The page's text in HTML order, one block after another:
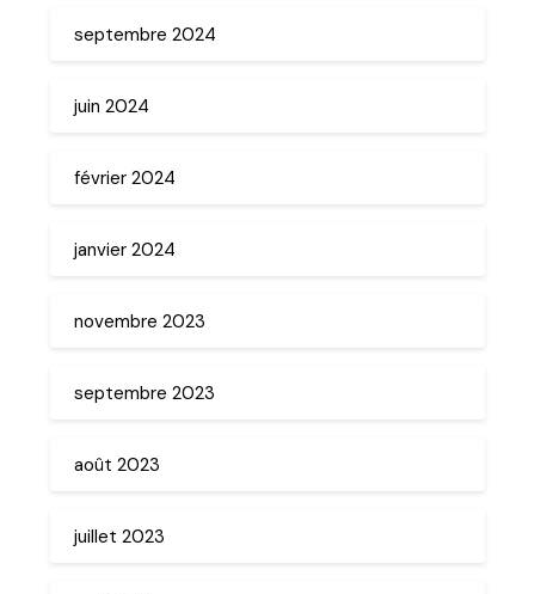
septembre 2024
juin 2024
février 2024
janvier 2024
novembre 2023
septembre 2023
août 2023
juillet 2023